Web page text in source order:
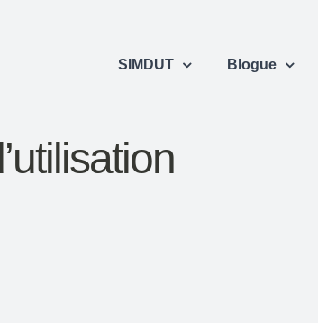
SIMDUT Blogue